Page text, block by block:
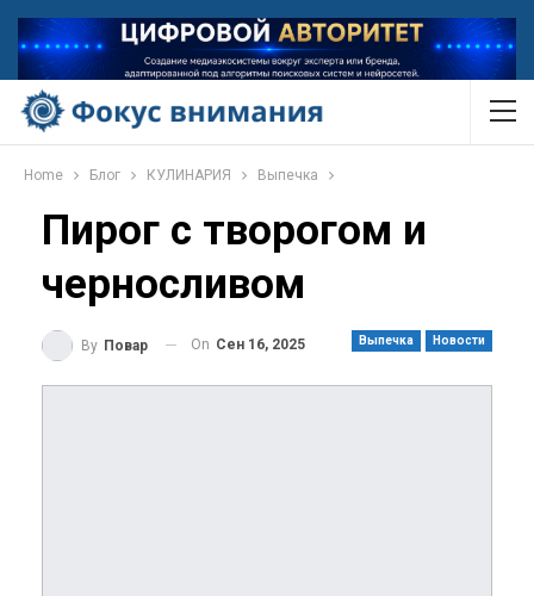
Home Блог КУЛИНАРИЯ Выпечка
Пирог с творогом и
черносливом
Выпечка Новости
By Повар On Сен 16, 2025